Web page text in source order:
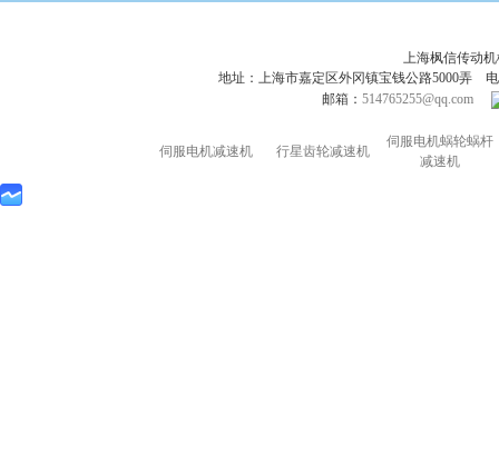
上海枫信传动
地址：上海市嘉定区外冈镇宝钱公路5000弄 电
邮箱：514765255@qq.com
伺服电机减速机 行星齿轮减速机
伺服电机蜗轮蜗杆
减速机